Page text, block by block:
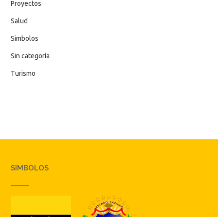
Proyectos
Salud
Simbolos
Sin categoría
Turismo
SIMBOLOS